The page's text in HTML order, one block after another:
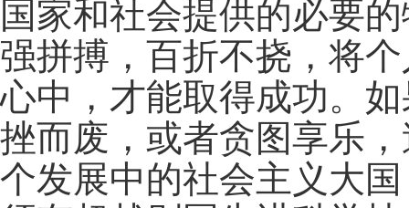
国家和社会提供的必要
强拼搏，百折不挠，将
心中，才能取得成功。
挫而废，或者贪图享乐
个发展中的社会主义大